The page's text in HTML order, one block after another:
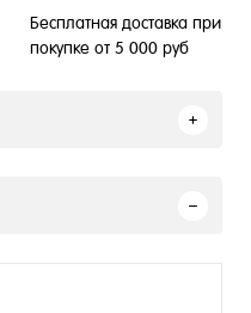
Бесплатная доставка при
покупке от 5 000 руб